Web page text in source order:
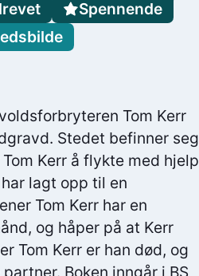
Tom Kerr
Stedet befinner seg
Kerr å flykte med hjelp
lagt opp til en
Tom Kerr har en
og håper på at Kerr
Tom Kerr er han død, og
Spennende